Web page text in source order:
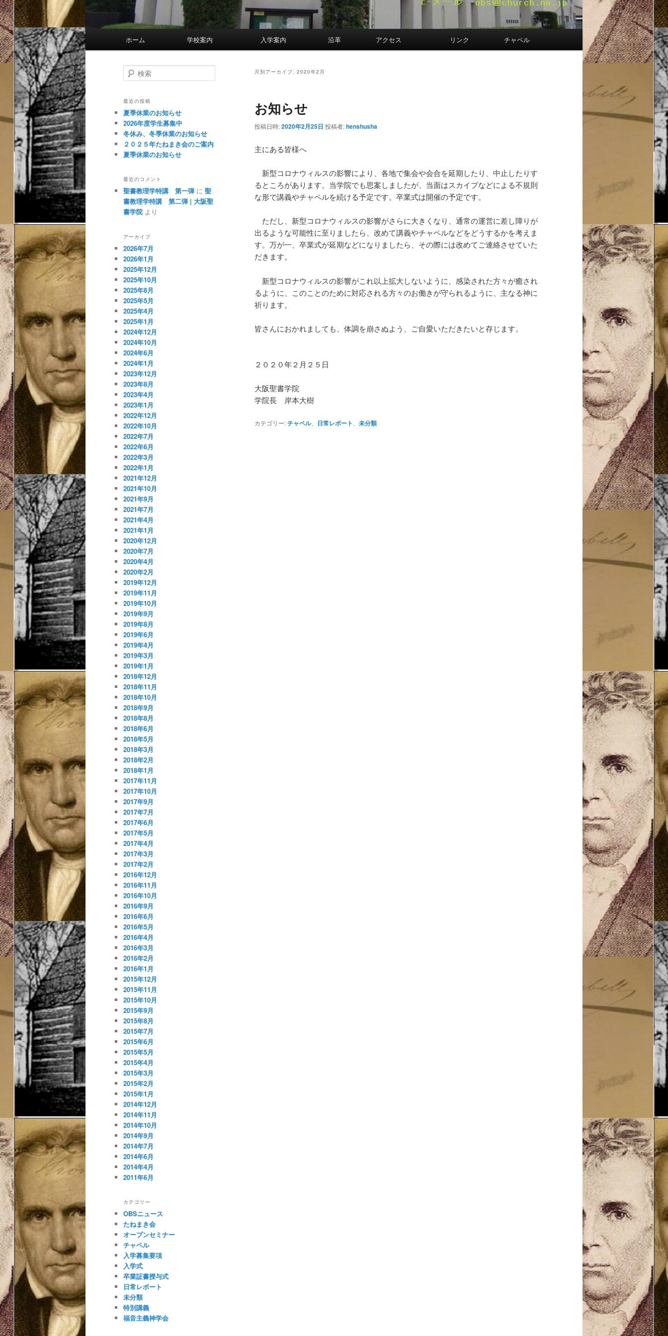
ホーム 学校案内 入学案内 沿革 アクセス リンク チャペル
月別アーカイブ: 2020年2月
お知らせ
投稿日時:2020年2月25日 投稿者:henshusha
主にある皆様へ
新型コロナウィルスの影響により、各地で集会や会合を延期したり、中止したりす
るところがあります。当学院でも思案しましたが、当面はスカイプなどによる不規則
な形で講義やチャペルを続ける予定です。卒業式は開催の予定です。
ただし、新型コロナウィルスの影響がさらに大きくなり、通常の運営に差し障りが
出るような可能性に至りましたら、改めて講義やチャペルなどをどうするかを考えま
す。万が一、卒業式が延期などになりましたら、その際には改めてご連絡させていた
だきます。
新型コロナウィルスの影響がこれ以上拡大しないように、感染された方々が癒され
るように、このことのために対応される方々のお働きが守られるように、主なる神に
祈ります。
皆さんにおかれましても、体調を崩さぬよう、ご自愛いただきたいと存じます。
２０２０年２月２５日
大阪聖書学院
学院長 岸本大樹
カテゴリー:チャペル、 日常レポート 未分類
検
索
最近の投稿
夏季休業のお知らせ
2026年度学生募集中
冬休み、冬季休業のお知らせ
２０２５年たねまき会のご案内
夏季休業のお知らせ
最近のコメント
聖書教理学特講 第一弾 に 聖
書教理学特講 第二弾 | 大阪聖
書学院 より
アーカイブ
2026年7月
2026年1月
2025年12月
2025年10月
2025年8月
2025年5月
2025年4月
2025年1月
2024年12月
2024年10月
2024年6月
2024年1月
2023年12月
2023年8月
2023年4月
2023年1月
2022年12月
2022年10月
2022年7月
2022年6月
2022年3月
2022年1月
2021年12月
2021年10月
2021年9月
2021年7月
2021年4月
2021年1月
2020年12月
2020年7月
2020年4月
2020年2月
2019年12月
2019年11月
2019年10月
2019年9月
2019年8月
2019年6月
2019年4月
2019年3月
2019年1月
2018年12月
2018年11月
2018年10月
2018年9月
2018年8月
2018年6月
2018年5月
2018年3月
2018年2月
2018年1月
2017年11月
2017年10月
2017年9月
2017年7月
2017年6月
2017年5月
2017年4月
2017年3月
2017年2月
2016年12月
2016年11月
2016年10月
2016年9月
2016年6月
2016年5月
2016年4月
2016年3月
2016年2月
2016年1月
2015年12月
2015年11月
2015年10月
2015年9月
2015年8月
2015年7月
2015年6月
2015年5月
2015年4月
2015年3月
2015年2月
2015年1月
2014年12月
2014年11月
2014年10月
2014年9月
2014年7月
2014年6月
2014年4月
2011年6月
カテゴリー
OBSニュース
たねまき会
オープンセミナー
チャペル
入学募集要項
入学式
卒業証書授与式
日常レポート
未分類
特別講義
福音主義神学会